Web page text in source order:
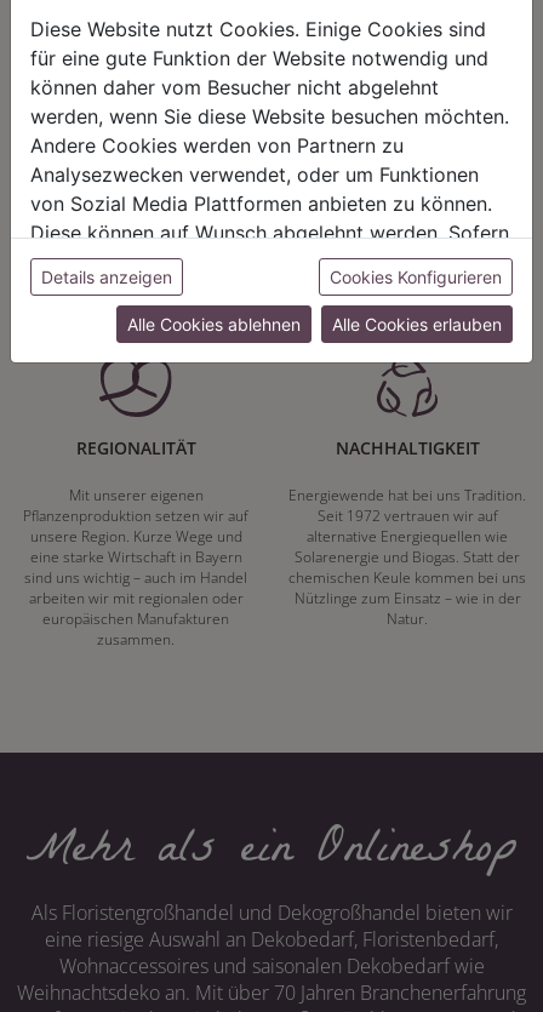
HARMONIE
Unser Sortiment steht für ein
positives Lebensgefühl. Wir
schenken natürliche, stilvolle
Momente für harmonische Stunden
zu Hause – den Ort, an dem
Menschen sich geborgen fühlen und
positive Energie schöpfen.
FAIRNESS
Nicht immer ist der günstigste Preis
auch ein guter Preis. Wir handeln
fair – im Hinblick auf unsere
Kalkulation, angemessene
Entlohnung und unsere
nachhaltigen, gewachsenen
Geschäftsbeziehungen.
REGIONALITÄT
Mit unserer eigenen
Pflanzenproduktion setzen wir auf
unsere Region. Kurze Wege und
eine starke Wirtschaft in Bayern
sind uns wichtig – auch im Handel
arbeiten wir mit regionalen oder
europäischen Manufakturen
zusammen.
NACHHALTIGKEIT
Energiewende hat bei uns Tradition.
Seit 1972 vertrauen wir auf
alternative Energiequellen wie
Solarenergie und Biogas. Statt der
chemischen Keule kommen bei uns
Nützlinge zum Einsatz – wie in der
Natur.
Mehr als ein Onlineshop
Als Floristengroßhandel und Dekogroßhandel bieten wir
eine riesige Auswahl an Dekobedarf, Floristenbedarf,
Wohnaccessoires und saisonalen Dekobedarf wie
Weihnachtsdeko an. Mit über 70 Jahren Branchenerfahrung
Diese Website nutzt Cookies. Einige Cookies sind
für eine gute Funktion der Website notwendig und
können daher vom Besucher nicht abgelehnt
werden, wenn Sie diese Website besuchen möchten.
Andere Cookies werden von Partnern zu
Analysezwecken verwendet, oder um Funktionen
von Sozial Media Plattformen anbieten zu können.
Diese können auf Wunsch abgelehnt werden. Sofern
sie unsere Webseite weiter nutzen, geben Sie
Einwilligung zu unseren Cookies.
Details anzeigen Cookies Konfigurieren
Alle Cookies ablehnen Alle Cookies erlauben